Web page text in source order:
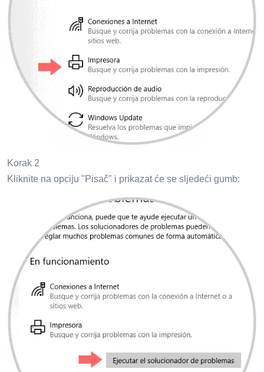
Korak 2
Kliknite na opciju "Pisač" i prikazat će se sljedeći gumb: